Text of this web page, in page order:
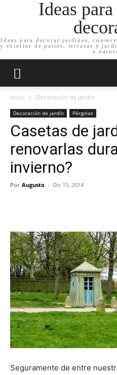
Ideas
Ideas para decorar jardines,
y exterior de patios, terrazas y
y
Inicio Decoración de jardín
Decoración de jardín Pérgolas
Casetas de
renovarlas
invierno?
Por Augusto - Dic 15, 2014
Seguramente de entre